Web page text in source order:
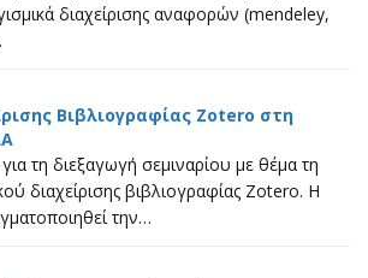
διαχείρισης αναφορών (mendeley,
Βιβλιογραφίας Zotero στη
τη διεξαγωγή σεμιναρίου με θέμα τη
διαχείρισης βιβλιογραφίας Zotero. Η
την…